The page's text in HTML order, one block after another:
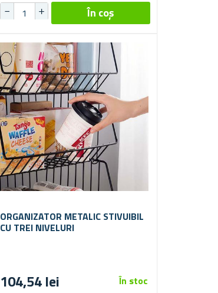
ORGANIZATOR METALIC STIVUIBIL
CU TREI NIVELURI
104,54 lei În stoc